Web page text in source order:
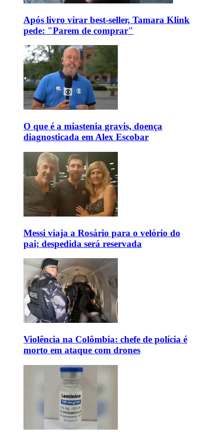
Após livro virar best-seller, Tamara Klink
pede: "Parem de comprar"
O que é a miastenia gravis, doença
diagnosticada em Alex Escobar
Messi viaja a Rosário para o velório do
pai; despedida será reservada
Violência na Colômbia: chefe de polícia é
morto em ataque com drones